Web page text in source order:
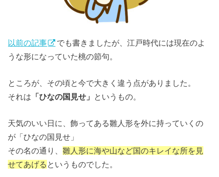
以前の記事
でも書きましたが、江戸時代には現在のよ
うな形になっていた桃の節句。
ところが、その頃と今で大きく違う点がありました。
それは 「ひなの国見せ」 というもの。
天気のいい日に、飾ってある雛人形を外に持っていくの
が「ひなの国見せ」
その名の通り、雛人形に海や山など国のキレイな所を見
せてあげる というものでした。